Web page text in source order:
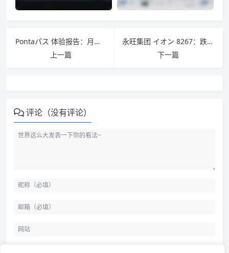
Pontaパス 体验报告：月额548日元的 au 订阅服务值不值
上一篇
永旺集团 イオン 8267：跌破 1400 円之后，值得买了吗
下一篇
评论（没有评论）